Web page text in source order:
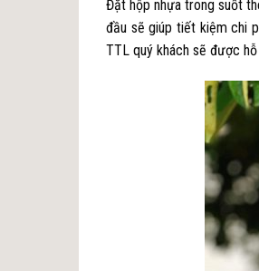
Đặt hộp nhựa trong suốt
đầu sẽ giúp tiết kiệm chi
TTL quý khách sẽ được